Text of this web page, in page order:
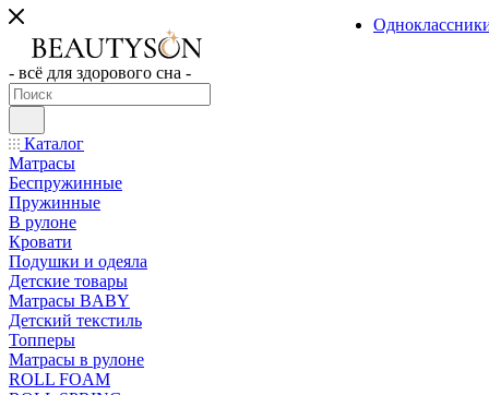
- всё для здорового сна -
Каталог
Матрасы
Беспружинные
Пружинные
В рулоне
Кровати
Подушки и одеяла
Детские товары
Матрасы BABY
Детский текстиль
Топперы
Матрасы в рулоне
ROLL FOAM